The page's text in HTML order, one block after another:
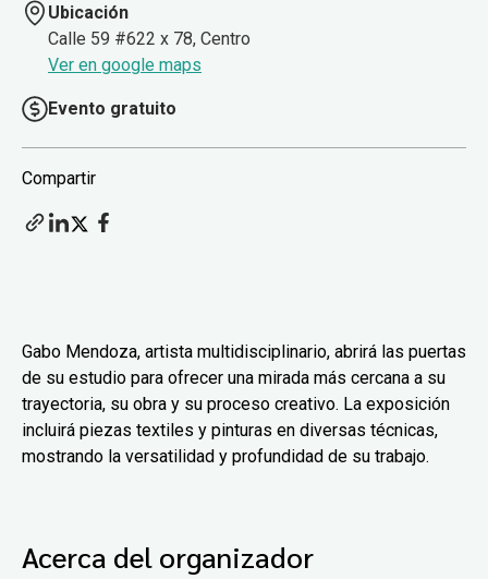
Ubicación
Calle 59 #622 x 78, Centro
Ver en google maps
Evento gratuito
Compartir
Gabo Mendoza, artista multidisciplinario, abrirá las puertas
de su estudio para ofrecer una mirada más cercana a su
trayectoria, su obra y su proceso creativo. La exposición
incluirá piezas textiles y pinturas en diversas técnicas,
mostrando la versatilidad y profundidad de su trabajo.
Acerca del organizador